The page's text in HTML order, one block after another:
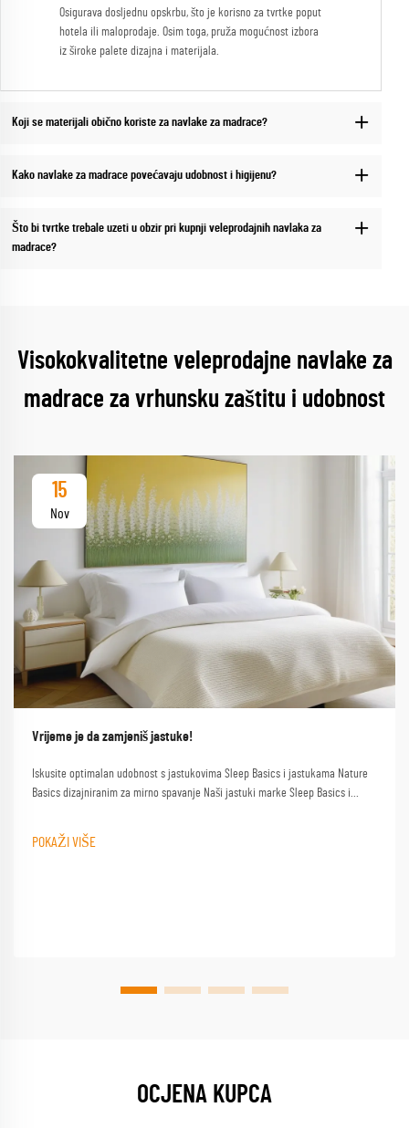
Osigurava dosljednu opskrbu, što je korisno za tvrtke poput
hotela ili maloprodaje. Osim toga, pruža mogućnost izbora
iz široke palete dizajna i materijala.
Koji se materijali obično koriste za navlake za madrace?
Kako navlake za madrace povećavaju udobnost i higijenu?
Što bi tvrtke trebale uzeti u obzir pri kupnji veleprodajnih navlaka za
madrace?
Visokokvalitetne veleprodajne navlake za
madrace za vrhunsku zaštitu i udobnost
15
Nov
Vrijeme je da zamjeniš jastuke!
Iskusite optimalan udobnost s jastukovima Sleep Basics i jastukama Nature
Basics dizajniranim za mirno spavanje Naši jastuki marke Sleep Basics i
POKAŽI VIŠE
OCJENA KUPCA